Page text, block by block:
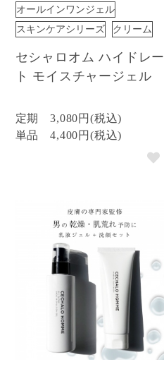
オールインワンジェル
スキンケアシリーズ
クリーム
セシャロオム ハイドレー
ト モイスチャージェル
定期
3,080円(税込)
単品
4,400円(税込)